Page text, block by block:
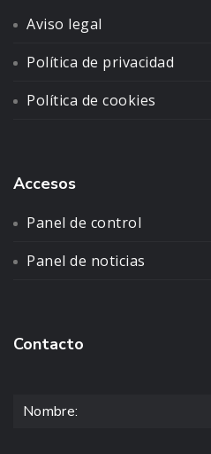
Aviso legal
Política de privacidad
Política de cookies
Accesos
Panel de control
Panel de noticias
Contacto